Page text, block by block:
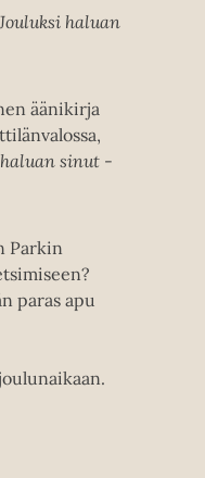
Jouluksi haluan
äänikirja
sinut -
Parkin
paras apu